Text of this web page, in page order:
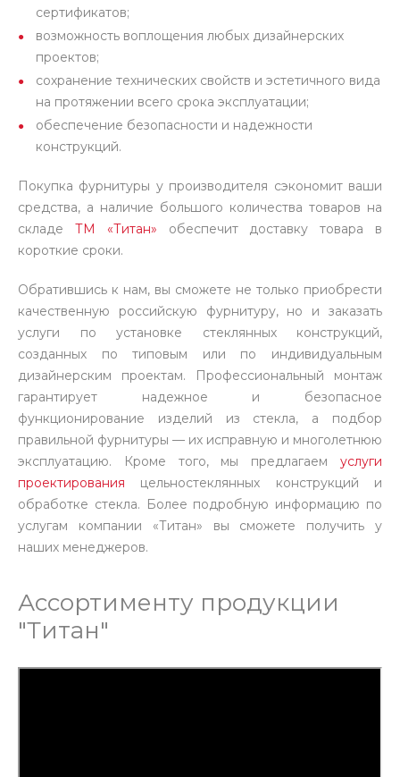
сертификатов;
возможность воплощения любых дизайнерских
проектов;
сохранение технических свойств и эстетичного вида
на протяжении всего срока эксплуатации;
обеспечение безопасности и надежности
конструкций.
Покупка фурнитуры у производителя сэкономит ваши
средства, а наличие большого количества товаров на
складе ТМ «Титан» обеспечит доставку товара в
короткие сроки.
Обратившись к нам, вы сможете не только приобрести
качественную российскую фурнитуру, но и заказать
услуги по установке стеклянных конструкций,
созданных по типовым или по индивидуальным
дизайнерским проектам. Профессиональный монтаж
гарантирует надежное и безопасное
функционирование изделий из стекла, а подбор
правильной фурнитуры — их исправную и многолетнюю
эксплуатацию. Кроме того, мы предлагаем услуги
проектирования цельностеклянных конструкций и
обработке стекла. Более подробную информацию по
услугам компании «Титан» вы сможете получить у
наших менеджеров.
Ассортименту продукции
"Титан"